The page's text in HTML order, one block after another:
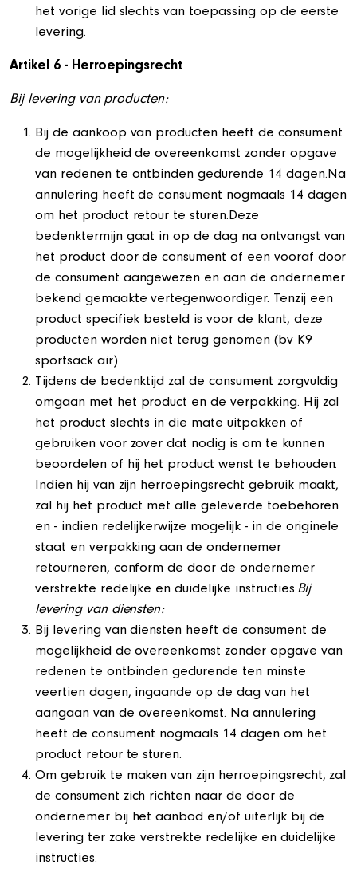
het vorige lid slechts van toepassing op de eerste
levering.
Artikel 6 - Herroepingsrecht
Bij levering van producten:
Bij de aankoop van producten heeft de consument
de mogelijkheid de overeenkomst zonder opgave
van redenen te ontbinden gedurende 14 dagen.Na
annulering heeft de consument nogmaals 14 dagen
om het product retour te sturen.Deze
bedenktermijn gaat in op de dag na ontvangst van
het product door de consument of een vooraf door
de consument aangewezen en aan de ondernemer
bekend gemaakte vertegenwoordiger. Tenzij een
product specifiek besteld is voor de klant, deze
producten worden niet terug genomen (bv K9
sportsack air)
Tijdens de bedenktijd zal de consument zorgvuldig
omgaan met het product en de verpakking. Hij zal
het product slechts in die mate uitpakken of
gebruiken voor zover dat nodig is om te kunnen
beoordelen of hij het product wenst te behouden.
Indien hij van zijn herroepingsrecht gebruik maakt,
zal hij het product met alle geleverde toebehoren
en - indien redelijkerwijze mogelijk - in de originele
staat en verpakking aan de ondernemer
retourneren, conform de door de ondernemer
verstrekte redelijke en duidelijke instructies.Bij
levering van diensten:
Bij levering van diensten heeft de consument de
mogelijkheid de overeenkomst zonder opgave van
redenen te ontbinden gedurende ten minste
veertien dagen, ingaande op de dag van het
aangaan van de overeenkomst. Na annulering
heeft de consument nogmaals 14 dagen om het
product retour te sturen.
Om gebruik te maken van zijn herroepingsrecht, zal
de consument zich richten naar de door de
ondernemer bij het aanbod en/of uiterlijk bij de
levering ter zake verstrekte redelijke en duidelijke
instructies.